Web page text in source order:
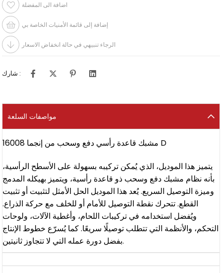
اضافة الى المفضلة
إضافة إلى قائمة الأمنيات الخاصة بي
الرجاء تنبيهي في حالة انخفاض الاسعار
شارك :
مواصفات السلعة
مشبك قاعدة رأسي دفع وسحب من إنجما 16008 D
يتميز هذا الموديل، الذي يُمكن تركيبه بسهولة على الأسطح الرأسية،
بأنه نظام مشبك دفع وسحب ذو قاعدة رأسية، ويتميز بهيكله المدمج
وميزة التوصيل السريع. يُعد هذا الموديل الحل الأمثل لتثبيت أو تثبيت
القطع. تتحرك نقطة التوصيل للأمام أو للخلف مع حركة الذراع.
ويُفضل استخدامه في تركيبات اللحام، وأغطية الآلات، ولوحات
التحكم، والأنظمة التي تتطلب توصيلًا سريعًا. كما يُسرّع خطوط الإنتاج
بفضل دورة عمله التي لا تتجاوز ثانيتين.